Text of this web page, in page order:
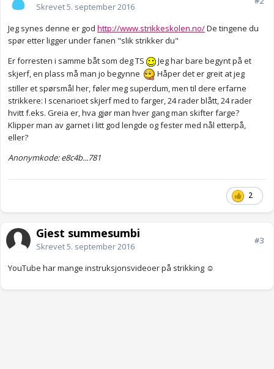
Skrevet5. september 2016
Jeg synes denne er god http://www.strikkeskolen.no/De tingene du
spør etter ligger under fanen "slik strikker du"
Er forresten i samme båt som deg TS
Jeg har bare begynt på et
skjerf, en plass må man jo begynne
Håper det er greit at jeg
stiller et spørsmål her, føler meg superdum, men til dere erfarne
strikkere: I scenarioet skjerf med to farger, 24 rader blått, 24 rader
hvitt f.eks. Greia er, hva gjør man hver gang man skifter farge?
Klipper man av garnet i litt god lengde og fester med nål etterpå,
eller?
Anonymkode: e8c4b...781
2
Gjest summesumbi
Skrevet5. september 2016
#3
YouTube har mange instruksjonsvideoer på strikking ☺